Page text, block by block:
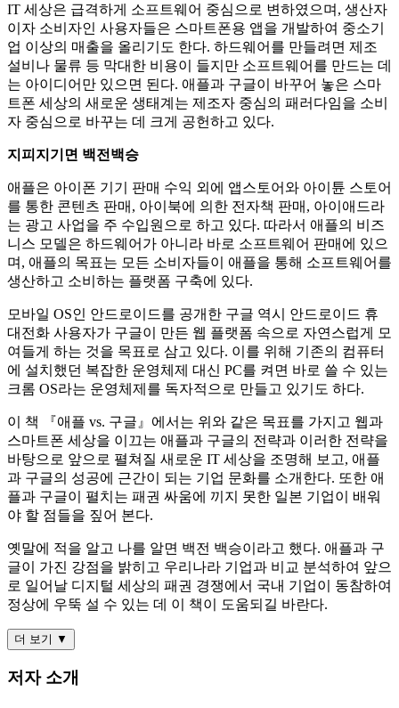
IT 세상은 급격하게 소프트웨어 중심으로 변하였으며, 생산자
이자 소비자인 사용자들은 스마트폰용 앱을 개발하여 중소기
업 이상의 매출을 올리기도 한다. 하드웨어를 만들려면 제조
설비나 물류 등 막대한 비용이 들지만 소프트웨어를 만드는 데
는 아이디어만 있으면 된다. 애플과 구글이 바꾸어 놓은 스마
트폰 세상의 새로운 생태계는 제조자 중심의 패러다임을 소비
자 중심으로 바꾸는 데 크게 공헌하고 있다.
지피지기면 백전백승
애플은 아이폰 기기 판매 수익 외에 앱스토어와 아이튠 스토어
를 통한 콘텐츠 판매, 아이북에 의한 전자책 판매, 아이애드라
는 광고 사업을 주 수입원으로 하고 있다. 따라서 애플의 비즈
니스 모델은 하드웨어가 아니라 바로 소프트웨어 판매에 있으
며, 애플의 목표는 모든 소비자들이 애플을 통해 소프트웨어를
생산하고 소비하는 플랫폼 구축에 있다.
모바일 OS인 안드로이드를 공개한 구글 역시 안드로이드 휴
대전화 사용자가 구글이 만든 웹 플랫폼 속으로 자연스럽게 모
여들게 하는 것을 목표로 삼고 있다. 이를 위해 기존의 컴퓨터
에 설치했던 복잡한 운영체제 대신 PC를 켜면 바로 쓸 수 있는
크롬 OS라는 운영체제를 독자적으로 만들고 있기도 하다.
이 책 『애플 vs. 구글』에서는 위와 같은 목표를 가지고 웹과
스마트폰 세상을 이끄는 애플과 구글의 전략과 이러한 전략을
바탕으로 앞으로 펼쳐질 새로운 IT 세상을 조명해 보고, 애플
과 구글의 성공에 근간이 되는 기업 문화를 소개한다. 또한 애
플과 구글이 펼치는 패권 싸움에 끼지 못한 일본 기업이 배워
야 할 점들을 짚어 본다.
옛말에 적을 알고 나를 알면 백전 백승이라고 했다. 애플과 구
글이 가진 강점을 밝히고 우리나라 기업과 비교 분석하여 앞으
로 일어날 디지털 세상의 패권 경쟁에서 국내 기업이 동참하여
정상에 우뚝 설 수 있는 데 이 책이 도움되길 바란다.
더 보기 ▼
저자 소개